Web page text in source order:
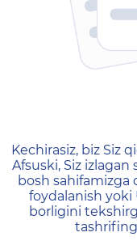
404 —
Kechirasiz, biz Siz
Afsuski, Siz
bosh sahifamizga
foydalanish
borligini